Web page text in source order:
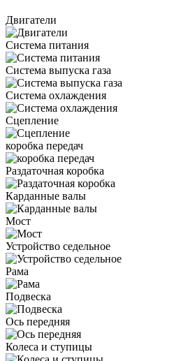
Двигатели
Система питания
Система выпуска газа
Система охлаждения
Сцепление
коробка передач
Раздаточная коробка
Карданные валы
Мост
Устройство седельное
Рама
Подвеска
Ось передняя
Колеса и ступицы